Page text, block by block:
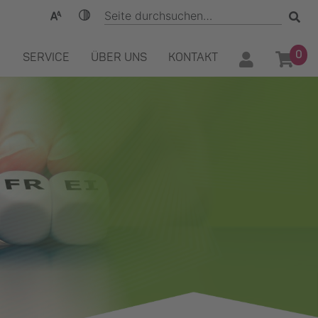
SERVICE ÜBER UNS KONTAKT 0